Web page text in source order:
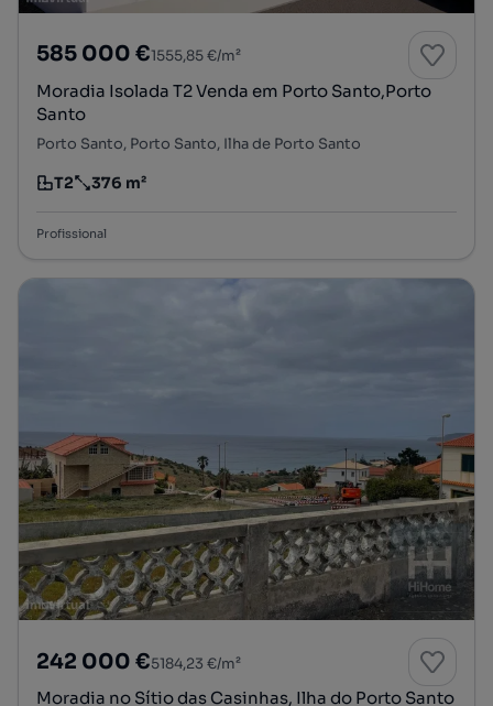
585 000 €1555,85 €/m²
Moradia Isolada T2 Venda em Porto Santo,Porto
Santo
Porto Santo, Porto Santo, Ilha de Porto Santo
Tipologia
T2
Preço por metro quadrado
376 m²
Profissional
242 000 €5184,23 €/m²
Moradia no Sítio das Casinhas, Ilha do Porto Santo